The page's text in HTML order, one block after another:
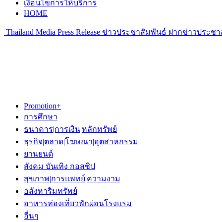
เงื่อนไขการให้บริการ
HOME
Thailand Media Press Release ข่าวประชาสัมพันธ์ ฝากข่าวประ
Promotion+
การศึกษา
ธนาคาร|การเงิน|หลักทรัพย์
ธุรกิจ|ตลาด|โฆษณา|อุตสาหกรรม
ยานยนต์
สังคม บันเทิง กอสซิป
สุขภาพ|การแพทย์|ความงาม
อสังหาริมทรัพย์
อาหารท่องเที่ยวพักผ่อนโรงแรม
อื่นๆ